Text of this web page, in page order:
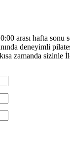
arası hafta sonu
deneyimli
zamanda sizinle